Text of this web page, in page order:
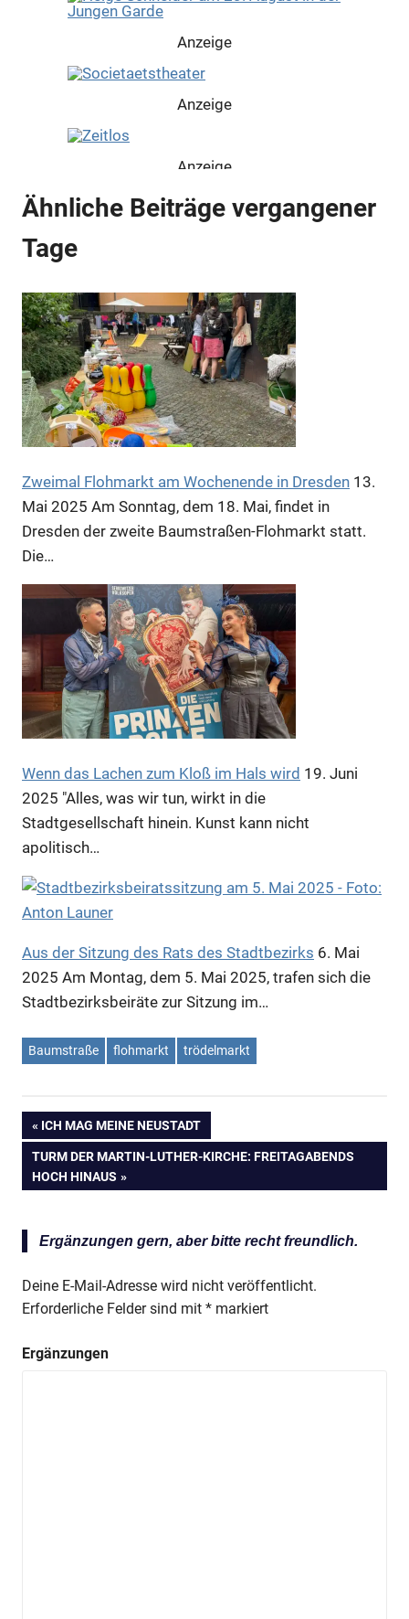
Anzeige
Anzeige
Anzeige
Anzeige
Anzeige
Anzeige
Anzeige
Ähnliche Beiträge vergangener
Tage
Zweimal Flohmarkt am Wochenende in Dresden 13.
Mai 2025 Am Sonntag, dem 18. Mai, findet in
Dresden der zweite Baumstraßen-Flohmarkt statt.
Die…
Wenn das Lachen zum Kloß im Hals wird 19. Juni
2025 "Alles, was wir tun, wirkt in die
Stadtgesellschaft hinein. Kunst kann nicht
apolitisch…
Aus der Sitzung des Rats des Stadtbezirks 6. Mai
2025 Am Montag, dem 5. Mai 2025, trafen sich die
Stadtbezirksbeiräte zur Sitzung im…
Baumstraße flohmarkt trödelmarkt
Beitragsnavigation
VORHERIGER
BEITRAG:
ICH MAG MEINE NEUSTADT
NÄCHSTER
BEITRAG:
TURM DER MARTIN-LUTHER-KIRCHE: FREITAGABENDS
HOCH HINAUS
Ergänzungen gern, aber bitte recht freundlich.
Deine E-Mail-Adresse wird nicht veröffentlicht.
Erforderliche Felder sind mit * markiert
Ergänzungen